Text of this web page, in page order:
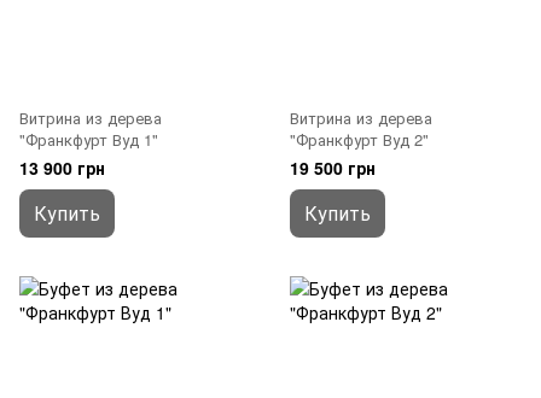
Витрина из дерева
"Франкфурт Вуд 1"
13 900 грн
Купить
Витрина из дерева
"Франкфурт Вуд 2"
19 500 грн
Купить